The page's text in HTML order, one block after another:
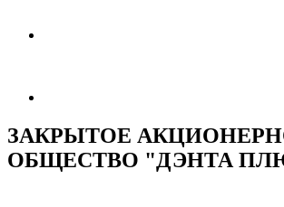
ЗАКРЫТОЕ
ОБЩЕСТВО "ДЭНТА